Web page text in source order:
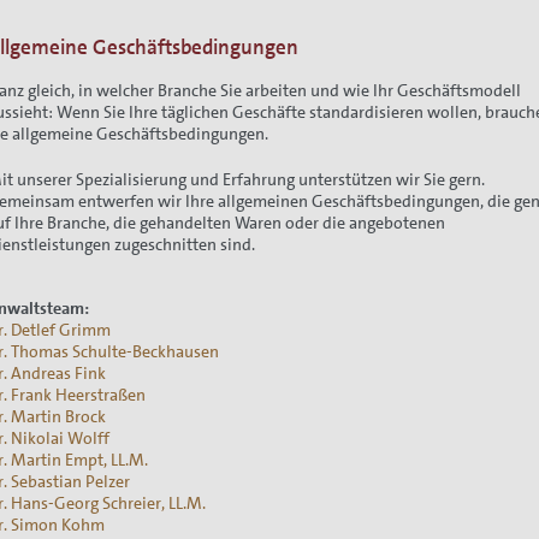
Geschäftsbedingungen
gleich, in welcher Branche Sie arbeiten und wie Ihr Geschäftsmodell
Wenn Sie Ihre täglichen Geschäfte standardisieren wollen,
allgemeine Geschäftsbedingungen.
unserer Spezialisierung und Erfahrung unterstützen wir Sie gern.
entwerfen wir Ihre allgemeinen Geschäftsbedingungen, die
Ihre Branche, die gehandelten Waren oder die angebotenen
zugeschnitten sind.
Detlef Grimm
Thomas Schulte-Beckhausen
Andreas Fink
Frank Heerstraßen
Martin Brock
Nikolai Wolff
Martin Empt, LL.M.
Sebastian Pelzer
Hans-Georg Schreier, LL.M.
Simon Kohm